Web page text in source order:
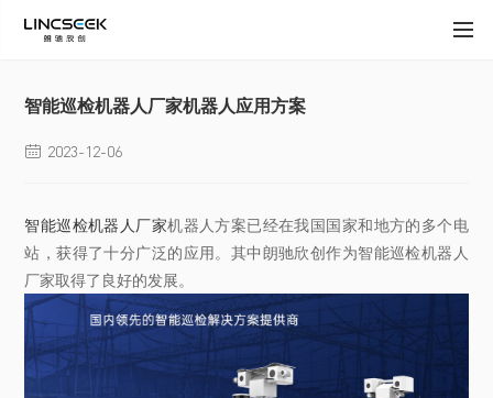
智能巡检机器人厂家机器人应用方案
 2023-12-06
智能巡检机器人厂家机器人方案已经在我国国家和地方的多个电
站，获得了十分广泛的应用。其中朗驰欣创作为智能巡检机器人
厂家取得了良好的发展。